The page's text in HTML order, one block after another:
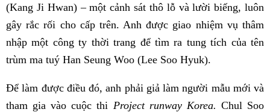
(Kang Ji Hwan) – một cảnh sát thô lỗ và lười biếng, luôn
gây rắc rối cho cấp trên. Anh được giao nhiệm vụ thâm
nhập một công ty thời trang để tìm ra tung tích của tên
trùm ma tuý Han Seung Woo (Lee Soo Hyuk).
Để làm được điều đó, anh phải giả làm người mẫu mới và
tham gia vào cuộc thi Project runway Korea. Chul Soo